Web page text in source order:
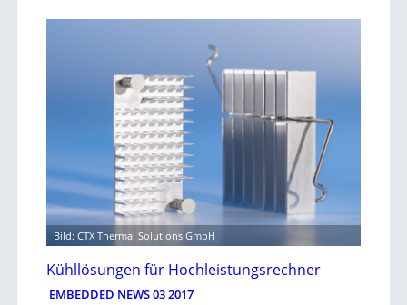
Bild: CTX Thermal Solutions GmbH
Kühllösungen für Hochleistungsrechner
EMBEDDED NEWS 03 2017